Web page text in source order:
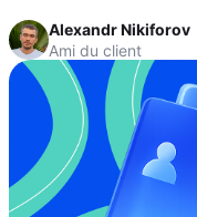
Alexandr Nikiforov
Ami du client